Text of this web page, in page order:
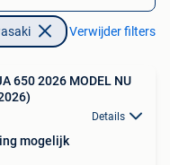
Verwijder filters
650 2026 MODEL NU
Details
mogelijk